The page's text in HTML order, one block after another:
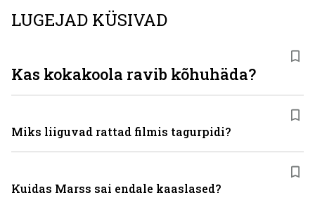
LUGEJAD KÜSIVAD
Kas kokakoola ravib kõhuhäda?
Miks liiguvad rattad filmis tagurpidi?
Kuidas Marss sai endale kaaslased?